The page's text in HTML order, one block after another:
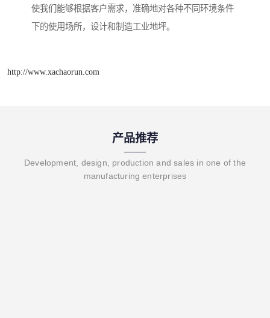
使我们能够根据客户需求，准确地对各种不同环境条件
下的使用场所，设计和制造工业地坪。
http://www.xachaorun.com
产品推荐
Development, design, production and sales in one of the
manufacturing enterprises